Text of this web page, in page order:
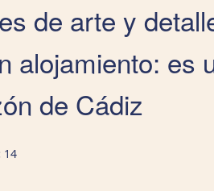
de arte y
alojamiento: es
de Cádiz
14